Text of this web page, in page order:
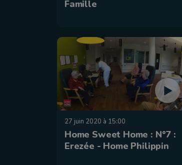
Famille
27 juin 2020 à 15:00
Home Sweet Home : N°7 :
Erezée - Home Philippin